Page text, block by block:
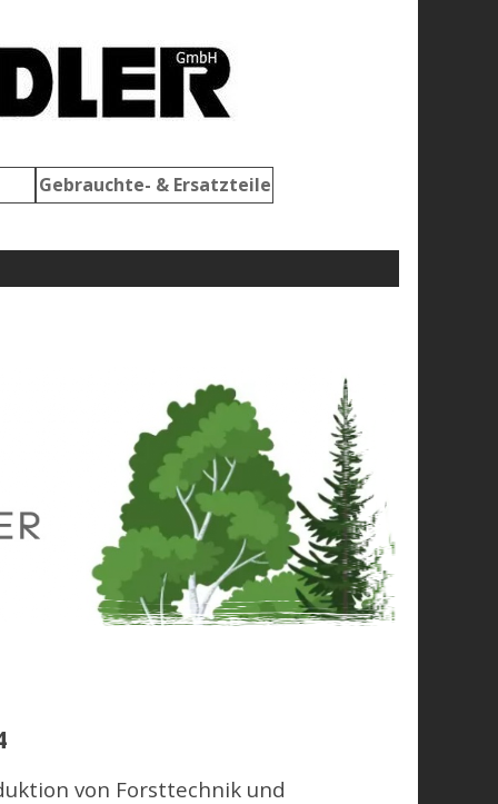
Gebrauchte- & Ersatzteile
von Forsttechnik und